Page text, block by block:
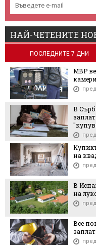
НАЙ-ЧЕТЕНИТЕ
ПОСЛЕДНИТЕ 7 ДНИ
МВР
В
на
В
на
Все